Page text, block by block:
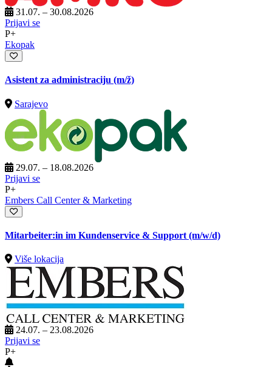
31.07. – 30.08.2026
Prijavi se
P+
Ekopak
Asistent za administraciju (m/ž)
Sarajevo
29.07. – 18.08.2026
Prijavi se
P+
Embers Call Center & Marketing
Mitarbeiter:in im Kundenservice & Support (m/w/d)
Više lokacija
24.07. – 23.08.2026
Prijavi se
P+